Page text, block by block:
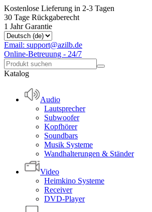
Kostenlose Lieferung in 2-3 Tagen
30 Tage Rückgaberecht
1 Jahr Garantie
Email: support@azilb.de
Online-Betreuung - 24/7
Katalog
Audio
Lautsprecher
Subwoofer
Kopfhörer
Soundbars
Musik Systeme
Wandhalterungen & Ständer
Video
Heimkino Systeme
Receiver
DVD-Player